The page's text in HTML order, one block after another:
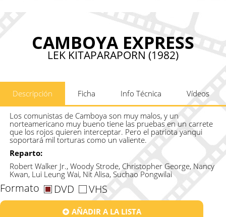
CAMBOYA EXPRESS
LEK KITAPARAPORN (1982)
Descripción Ficha Info Técnica Vídeos
Los comunistas de Camboya son muy malos, y un
norteamericano muy bueno tiene las pruebas en un carrete
que los rojos quieren interceptar. Pero el patriota yanqui
soportará mil torturas como un valiente.
Reparto:
Robert Walker Jr., Woody Strode, Christopher George, Nancy
Kwan, Lui Leung Wai, Nit Alisa, Suchao Pongwilai
Formato DVD VHS
AÑADIR A LA LISTA